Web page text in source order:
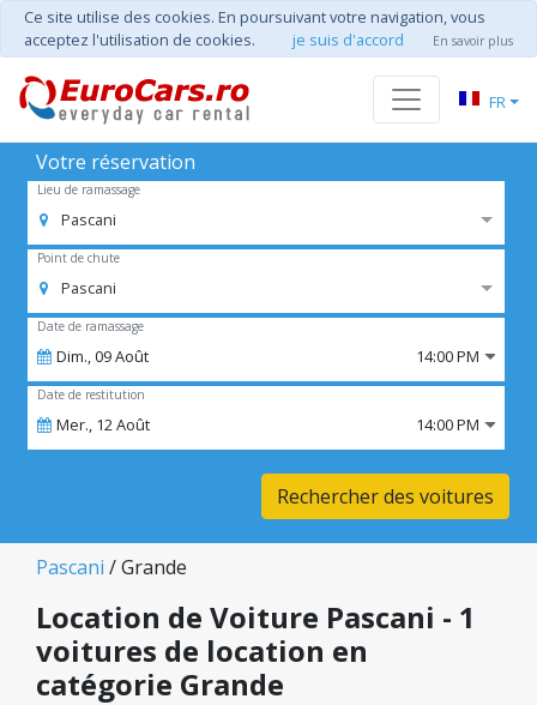
Ce site utilise des cookies. En poursuivant votre navigation, vous
acceptez l'utilisation de cookies.
je suis d'accord En savoir plus
FR
Votre réservation
Lieu de ramassage
Pascani
Point de chute
Pascani
Date de ramassage
Dim.,09Août 14:00 PM
Date de restitution
Mer., 12Août 14:00 PM
Rechercher des voitures
Pascani / Grande
Location de Voiture Pascani - 1
voitures de location en
catégorie Grande